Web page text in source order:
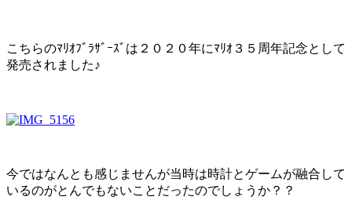
こちらのﾏﾘｵﾌﾞﾗｻﾞｰｽﾞは２０２０年にﾏﾘｵ３５周年記念として
発売されました♪
今ではなんとも感じませんが当時は時計とゲームが融合して
いるのがとんでもないことだったのでしょうか？？